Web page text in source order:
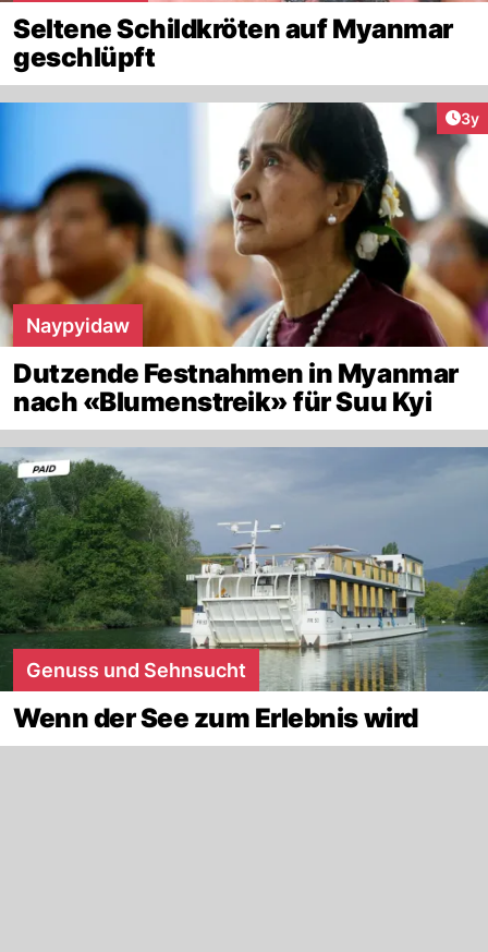
Seltene Schildkröten auf Myanmar
geschlüpft
3y
Naypyidaw
Dutzende Festnahmen in Myanmar
nach «Blumenstreik» für Suu Kyi
Genuss und Sehnsucht
Wenn der See zum Erlebnis wird